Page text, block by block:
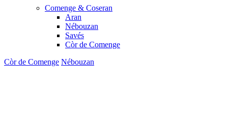
Comenge & Coseran
Aran
Nébouzan
Savés
Còr de Comenge
Còr de Comenge Nébouzan